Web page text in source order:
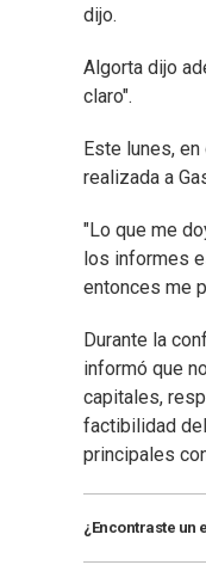
dijo.
Algorta dijo
claro".
Este lunes,
realizada a
"Lo que me
los informes
entonces me
Durante la
informó que
capitales,
factibilidad
principales
¿Encontraste un